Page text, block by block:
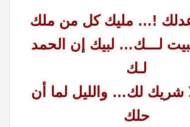
أعدلك !… مليك كل من ملك
لـــك… لبيك إن الحمد
لـك
شريك لك… والليل لما أن
حلك